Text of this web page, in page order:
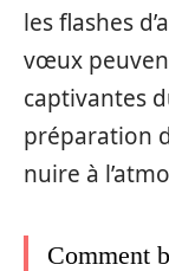
les flashes
vœux
captivantes
préparation
nuire à
Comment